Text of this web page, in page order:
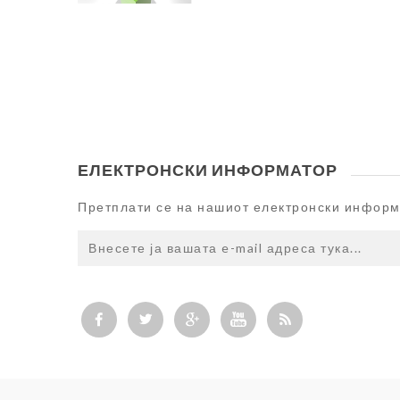
ПРОДАВНИЦА
ЕЛЕКТРОНСКИ ИНФОРМАТОР
Претплати се на нашиот електронски